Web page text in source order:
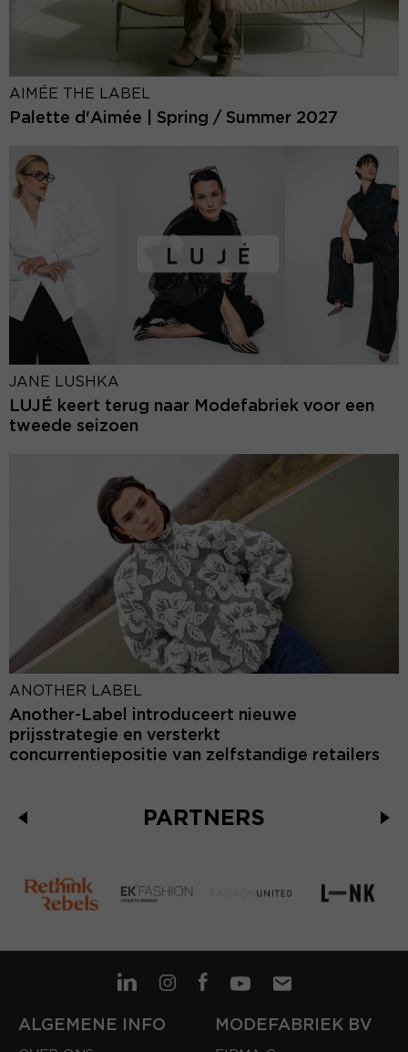
AIMÉE THE LABEL
Palette d'Aimée | Spring / Summer 2027
JANE LUSHKA
LUJÉ keert terug naar Modefabriek voor een
tweede seizoen
ANOTHER LABEL
Another-Label introduceert nieuwe
prijsstrategie en versterkt
concurrentiepositie van zelfstandige retailers
PARTNERS
ALGEMENE INFO MODEFABRIEK BV